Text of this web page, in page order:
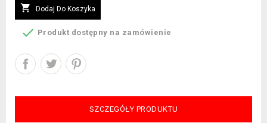
 Dodaj Do Koszyka
 Produkt dostępny na zamówienie
SZCZEGÓŁY PRODUKTU